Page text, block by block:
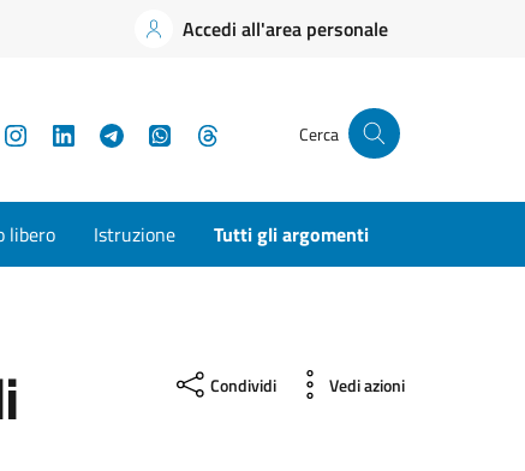
Accedi all'area personale
InstagramLinkedInTelegramWhatsApp Cerca
libero Istruzione Tutti gli argomenti
Condividi Vedi azioni